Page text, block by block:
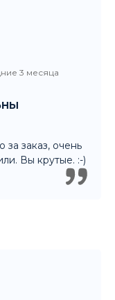
заказ, очень
Вы крутые. :-)